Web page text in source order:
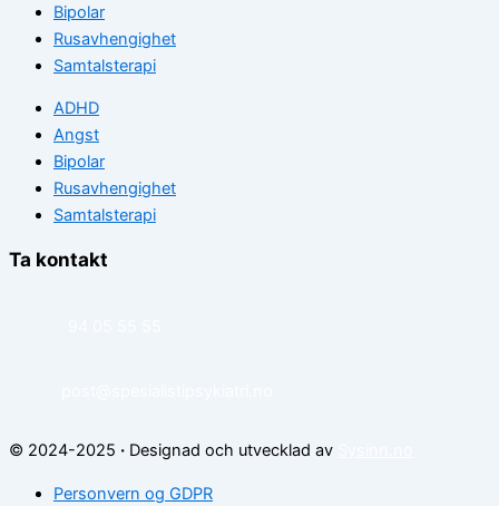
Bipolar
Rusavhengighet
Samtalsterapi
ADHD
Angst
Bipolar
Rusavhengighet
Samtalsterapi
Ta kontakt
© 2024-2025 · Designad och utvecklad av
Personvern og GDPR